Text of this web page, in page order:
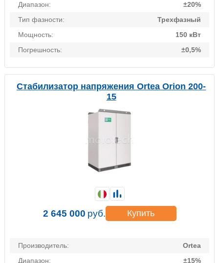
Диапазон:
±20%
Тип фазности:
Трехфазный
Мощность:
150 кВт
Погрешность:
±0,5%
Стабилизатор напряжения Ortea Orion 200-
15
Производитель:
Ortea
Диапазон:
±15%
2 645 000 руб. Купить